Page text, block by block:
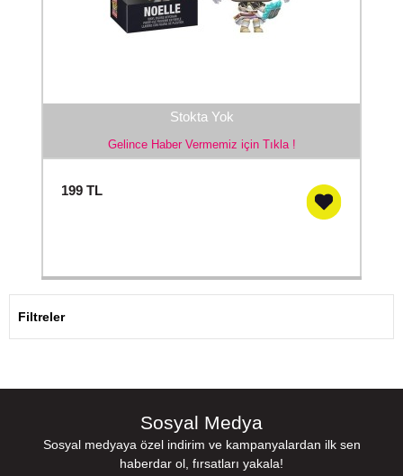
Stokta Yok
Gelince Haber Vermemiz için Tıkla !
199 TL
Filtreler
Sosyal Medya
Sosyal medyaya özel indirim ve kampanyalardan ilk sen
haberdar ol, fırsatları yakala!